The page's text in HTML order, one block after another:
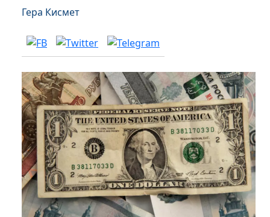
Гера Кисмет